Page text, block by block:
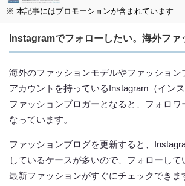
※ 本記事にはプロモーションが含まれています
Instagramでフォローしたい。海外ファ
海外のファッションモデルやファッション
アカウントを持っているInstagram（イン
ファッションブロガーとなると、フォロワ
なっています。
ファッションブログを更新すると、
しているケースが多いので、フォローし
最新ファッションがすぐにチェックできま